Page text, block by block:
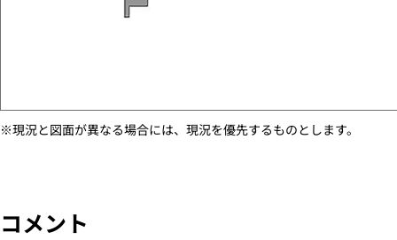
※現況と図面が異なる場合には、現況を優先するものとします。
コメント